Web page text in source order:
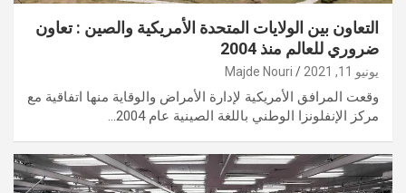
التعاون بين الولايات المتحدة الأمريكية والصين : تعاون
ضروري للعالم منذ 2004
يونيو 11, 2021 Majde Nouri
وقعت المرافق الأمريكية لإدارة الأمراض والوقاية منها اتفاقية مع
مركز الإنفلونزا الوطني باللغة الصينية عام 2004…